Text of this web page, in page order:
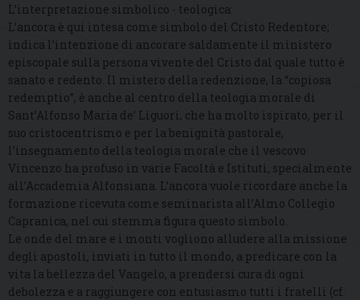
L’interpretazione simbolico - teologica:
L’ancora è qui intesa come simbolo del Cristo Redentore;
indica l’intenzione di ancorare saldamente il ministero
episcopale sulla persona vivente del Cristo dal quale tutto è
sanato e redento. Il mistero della redenzione, la “copiosa
redemptio”, è anche al centro della teologia morale di
Sant’Alfonso Maria de’ Liguori, che ha molto ispirato, per il
suo cristocentrismo e per la benignità pastorale,
l’insegnamento della teologia morale che il vescovo
Vincenzo ha profuso in varie Facoltà e Istituti, specialmente
all’Accademia Alfonsiana. L’ancora vuole ricordare anche la
formazione ricevuta come seminarista all’Almo Collegio
Capranica, nel cui stemma figura questo simbolo.
Le onde del mare e i monti vogliono alludere alla missione
degli apostoli, inviati in tutto il mondo, a predicare con la
vita la bellezza del Vangelo, a prendersi cura di ogni
debolezza e a raggiungere con entusiasmo tutti i fratelli (cf.